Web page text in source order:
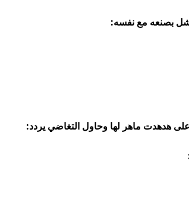
بصنعه مع نفسه:
على هدهدت ماهر لها وحاول التغاضي يردد: